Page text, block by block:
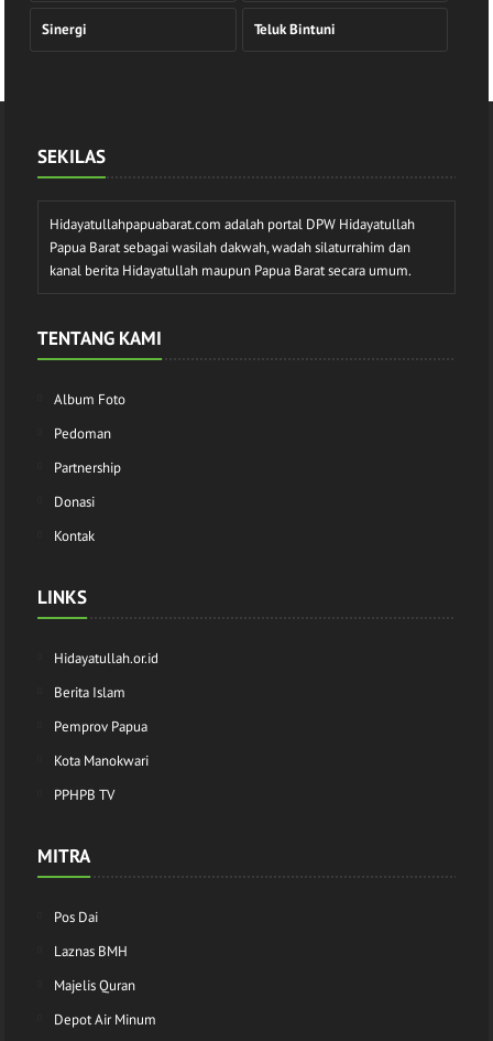
Sinergi Teluk Bintuni
SEKILAS
Hidayatullahpapuabarat.com adalah portal DPW Hidayatullah
Papua Barat sebagai wasilah dakwah, wadah silaturrahim dan
kanal berita Hidayatullah maupun Papua Barat secara umum.
TENTANG KAMI
Album Foto
Pedoman
Partnership
Donasi
Kontak
LINKS
Hidayatullah.or.id
Berita Islam
Pemprov Papua
Kota Manokwari
PPHPB TV
MITRA
Pos Dai
Laznas BMH
Majelis Quran
Depot Air Minum